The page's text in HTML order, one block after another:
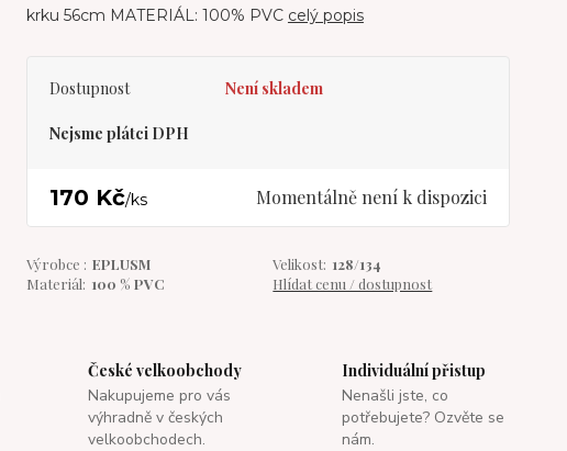
krku 56cm MATERIÁL: 100% PVC celý popis
Dostupnost Není skladem
Nejsme plátci DPH
170 Kč/ks Momentálně není k dispozici
Výrobce : EPLUSM Velikost: 128/134
Materiál: 100 % PVC Hlídat cenu / dostupnost
České velkoobchody
Nakupujeme pro vás
výhradně v českých
velkoobchodech.
Individuální přistup
Nenašli jste, co
potřebujete? Ozvěte se
nám.